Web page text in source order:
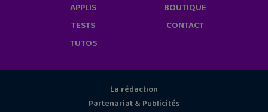
APPLIS
TESTS
TUTOS
BOUTIQUE
CONTACT
La rédaction
Partenariat & Publicités